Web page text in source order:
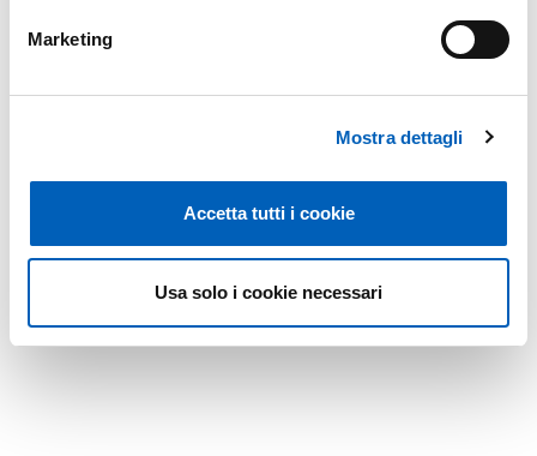
Marketing
Mostra dettagli
Accetta tutti i cookie
Usa solo i cookie necessari